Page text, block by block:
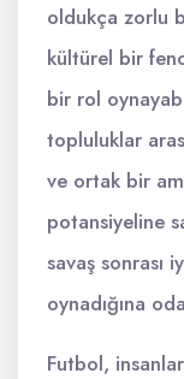
oldukça zorlu
kültürel bir
bir rol
topluluklar
ve ortak bir
potansiyeline
savaş sonrası
oynadığına
Futbol,